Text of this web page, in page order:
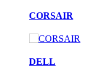
CORSAIR
DELL